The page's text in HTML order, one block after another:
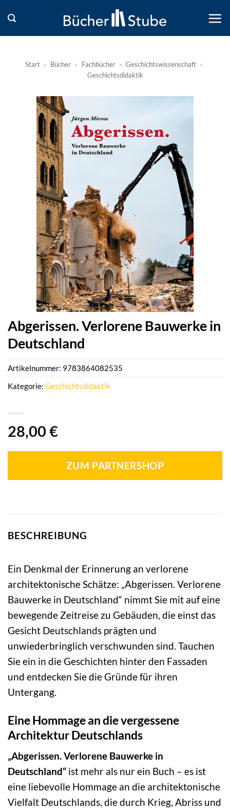
Inhalt
springen
Start » Bücher » Fachbücher » Geschichtswissenschaft »
Geschichtsdidaktik
Abgerissen. Verlorene Bauwerke in
Deutschland
28,00 €
ZUM PARTNERSHOP
Artikelnummer: 9783864082535
Kategorie: Geschichtsdidaktik
BESCHREIBUNG
Ein Denkmal der Erinnerung an verlorene
architektonische Schätze: „Abgerissen. Verlorene
Bauwerke in Deutschland“ nimmt Sie mit auf eine
bewegende Zeitreise zu Gebäuden, die einst das
Gesicht Deutschlands prägten und
unwiederbringlich verschwunden sind. Tauchen
Sie ein in die Geschichten hinter den Fassaden
und entdecken Sie die Gründe für ihren
Untergang.
Eine Hommage an die vergessene
Architektur Deutschlands
„Abgerissen. Verlorene Bauwerke in
Deutschland“ ist mehr als nur ein Buch – es ist
eine liebevolle Hommage an die architektonische
Vielfalt Deutschlands, die durch Krieg, Abriss und